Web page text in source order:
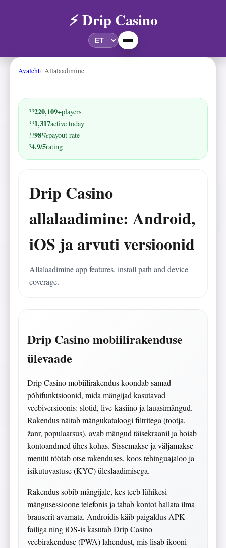
⚡ Drip Casino
Avaleht Allalaadimine
??220,109+players
??1,317active today
??98%payout rate
?4.9/5rating
Drip Casino
allalaadimine: Android,
iOS ja arvuti versioonid
Allalaadimine app features, install path and device
coverage.
Drip Casino mobiilirakenduse
ülevaade
Drip Casino mobiilirakendus koondab samad
põhifunktsioonid, mida mängijad kasutavad
veebiversioonis: slotid, live-kasiino ja lauasimängud.
Rakendus näitab mängukataloogi filtritega (tootja,
žanr, populaarsus), avab mängud täisekraanil ja hoiab
kontoandmed ühes kohas. Sissemakse ja väljamakse
menüü töötab otse rakenduses, koos tehinguajaloo ja
isikutuvastuse (KYC) üleslaadimisega.
Rakendus sobib mängijale, kes teeb lühikesi
mängusessioone telefonis ja tahab kontot hallata ilma
brauserit avamata. Androidis käib paigaldus APK-
failiga ning iOS-is kasutab Drip Casino
veebirakenduse (PWA) lahendust, mis lisab ikooni